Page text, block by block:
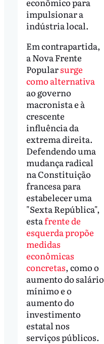
impulsionar a
indústria local.
Em contrapartida,
a Nova Frente
Popularsurge
como alternativa
ao governo
macronista e à
crescente
influência da
extrema direita.
Defendendo uma
mudança radical
na Constituição
francesa para
estabelecer uma
"Sexta República",
esta frente de
esquerda propõe
medidas
econômicas
concretas, como o
aumento do salário
mínimo e o
aumento do
investimento
estatal nos
serviços públicos.